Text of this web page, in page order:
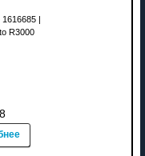
1616685 |
R3000
8